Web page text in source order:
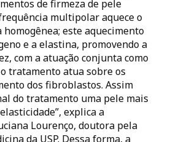
de firmeza de pele
multipolar aquece o
este aquecimento
e a elastina, promovendo a
com a atuação conjunta como
tratamento atua sobre os
dos fibroblastos. Assim
do tratamento uma pele mais
explica a
Lourenço, doutora pela
da USP. Dessa forma, a